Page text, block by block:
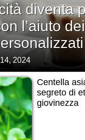
diventa
l’aiuto dei
2024
Centella
segreto di
giovinezza